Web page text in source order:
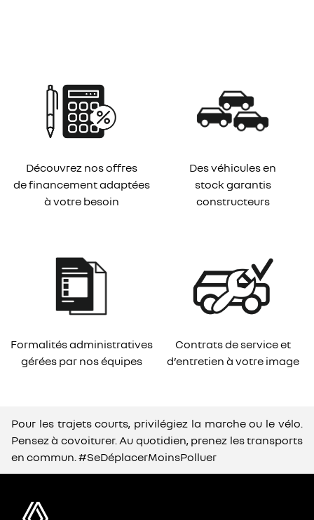
Découvrez nos offres
de financement adaptées
à votre besoin
Des véhicules en
stock garantis
constructeurs
Formalités administratives
gérées par nos équipes
Contrats de service et
d’entretien à votre image
Pour les trajets courts, privilégiez la marche ou le vélo.
Pensez à covoiturer. Au quotidien, prenez les transports
en commun. #SeDéplacerMoinsPolluer